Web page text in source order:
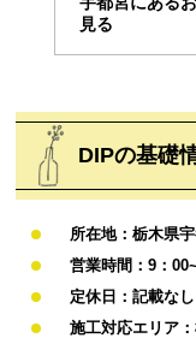
見る
DIPの基礎
所在地：栃木県
営業時間：9：
定休日：記載なし
施工対応エリア